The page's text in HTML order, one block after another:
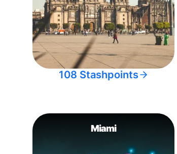
108 Stashpoints
Miami